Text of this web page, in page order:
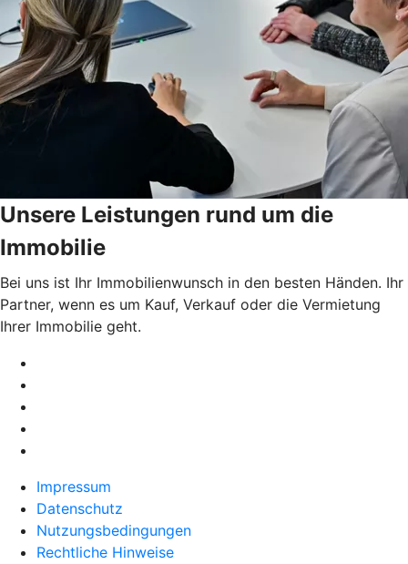
Unsere Leistungen rund um die
Immobilie
Bei uns ist Ihr Immobilienwunsch in den besten Händen. Ihr
Partner, wenn es um Kauf, Verkauf oder die Vermietung
Ihrer Immobilie geht.
Impressum
Datenschutz
Nutzungsbedingungen
Rechtliche Hinweise